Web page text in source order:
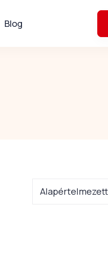
Blog